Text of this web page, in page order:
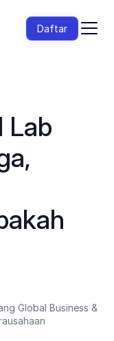
Daftar
Lab
Global Business &